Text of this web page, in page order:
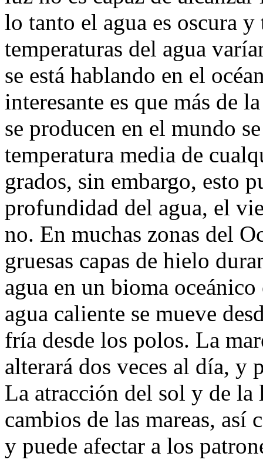
lo tanto el agua es oscura
temperaturas del agua
se está hablando en el
interesante es que más de
se producen en el mundo
temperatura media de
grados, sin embargo, esto
profundidad del agua, el
no. En muchas zonas del
gruesas capas de hielo
agua en un bioma
agua caliente se mueve
fría desde los polos. La
alterará dos veces al día, y
La atracción del sol y de la
cambios de las mareas, así
y puede afectar a los